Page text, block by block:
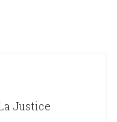
Justice